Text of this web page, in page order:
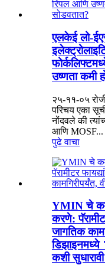
एलकेई लो-
उष्णता कमी
२५-११-०५
परिचय एका
नोंदवले की
आणि
पुढे वाचा
YMIN चे
करणे:
जागतिक
कशी